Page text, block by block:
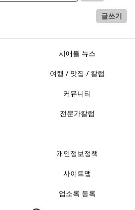
글쓰기
시애틀 뉴스
여행 / 맛집 / 칼럼
커뮤니티
전문가칼럼
개인정보정책
사이트맵
업소록 등록